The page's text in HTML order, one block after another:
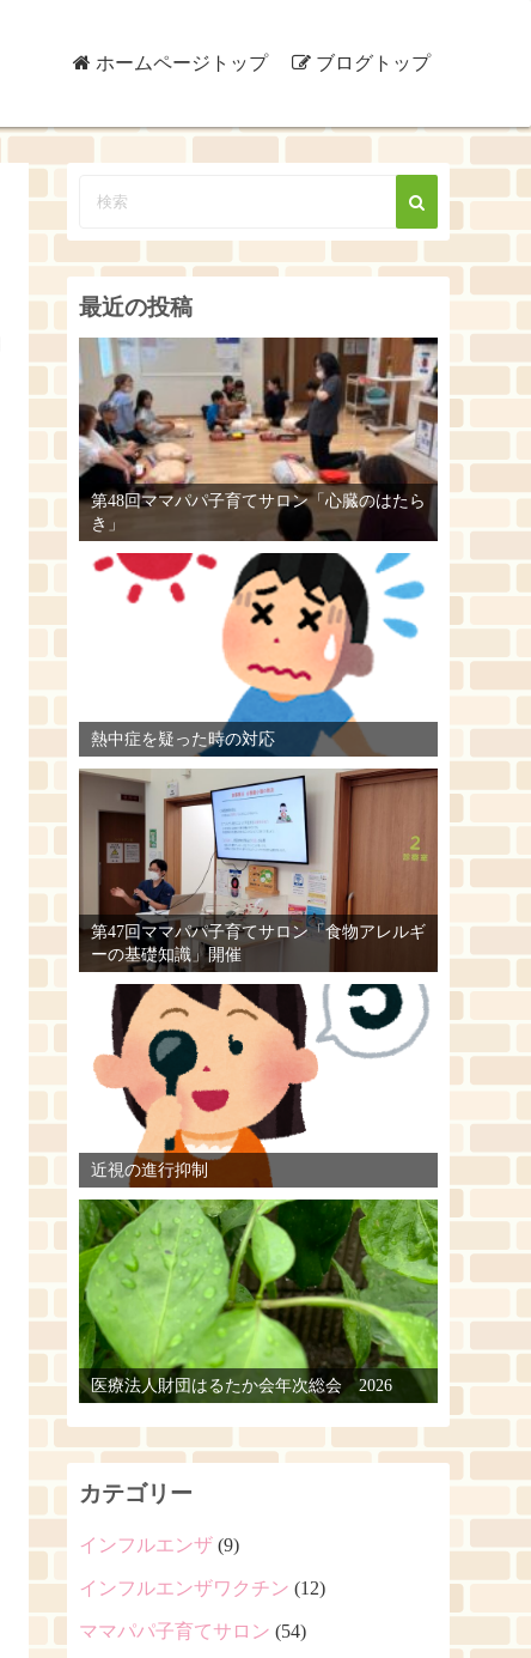
ホームページトップ ブログトップ
最近の投稿
第48回ママパパ子育てサロン「心臓のはたら
き」
熱中症を疑った時の対応
第47回ママパパ子育てサロン「食物アレルギ
ーの基礎知識」開催
近視の進行抑制
医療法人財団はるたか会年次総会 2026
カテゴリー
インフルエンザ (9)
インフルエンザワクチン (12)
ママパパ子育てサロン (54)